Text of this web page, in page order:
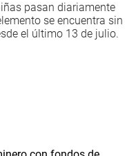
pasan diariamente
se encuentra sin
el último 13 de julio.